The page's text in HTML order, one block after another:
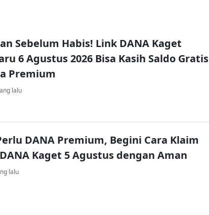
Sebelum Habis! Link DANA Kaget
6 Agustus 2026 Bisa Kasih Saldo Gratis
Premium
lalu
DANA Premium, Begini Cara Klaim
Kaget 5 Agustus dengan Aman
lalu